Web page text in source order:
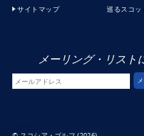
サイトマップ
巡るスコッ
メーリング・リスト